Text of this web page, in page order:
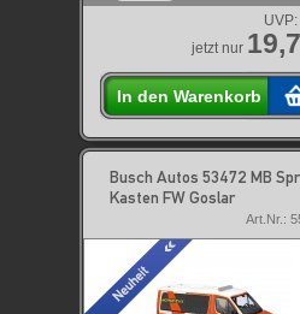
UVP:
jetzt nur
In den Warenkorb
Busch Autos 53472 MB
Kasten FW Goslar
Art.Nr.: